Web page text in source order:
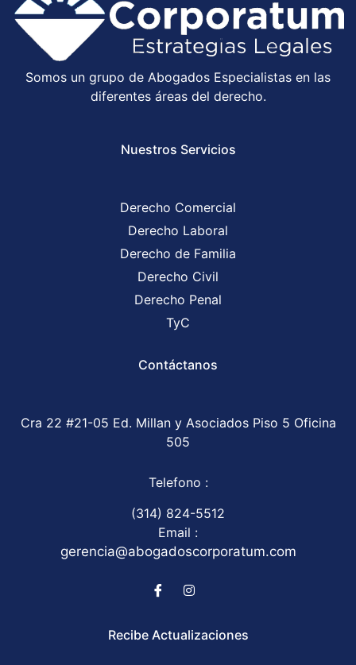
Somos un grupo de Abogados Especialistas en las
diferentes áreas del derecho.
Nuestros Servicios
Derecho Comercial
Derecho Laboral
Derecho de Familia
Derecho Civil
Derecho Penal
TyC
Contáctanos
Cra 22 #21-05 Ed. Millan y Asociados Piso 5 Oficina
505
Telefono :
(314) 824-5512
Email :
gerencia@abogadoscorporatum.com
Recibe Actualizaciones